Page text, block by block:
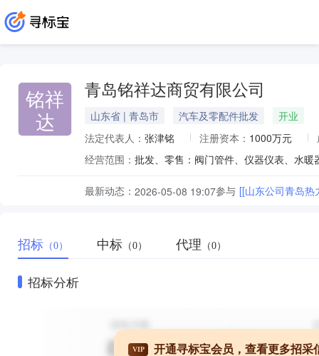
铭祥
达
青岛铭祥达商贸有限公司
山东省 | 青岛市 汽车及零配件批发
开业
法定代表人： 张津铭 注册资本： 1000万元
经营范围：
最新动态： 2026-05-08 19:07参与 [[山东公司青岛
招标 （0） 中标 （0） 代理 （0）
招标分析
VIP 开通寻标宝会员，查看更多招采